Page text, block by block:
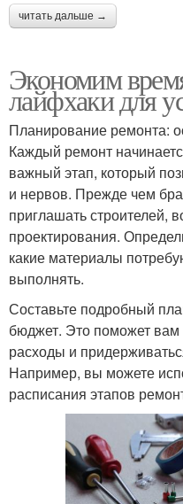
читать дальше →
Экономим
лайфхаки для
Планирование ремонта:
Каждый ремонт
важный этап, который
и нервов. Прежде чем
приглашать строителей,
проектирования.
какие материалы
выполнять.
Составьте подробный
бюджет. Это поможет вам
расходы и
Например, вы можете
расписания этапов